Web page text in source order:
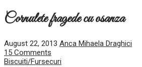
Cornulete fragede cu osanza
August 22, 2013 Anca Mihaela Draghici
15 Comments
Biscuiti/Fursecuri